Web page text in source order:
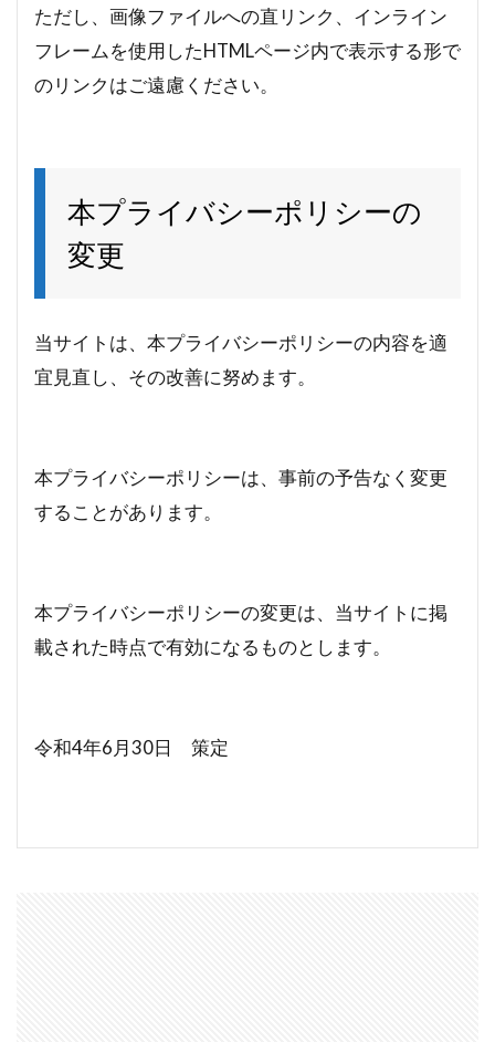
ただし、画像ファイルへの直リンク、インライン
フレームを使用したHTMLページ内で表示する形で
のリンクはご遠慮ください。
本プライバシーポリシーの
変更
当サイトは、本プライバシーポリシーの内容を適
宜見直し、その改善に努めます。
本プライバシーポリシーは、事前の予告なく変更
することがあります。
本プライバシーポリシーの変更は、当サイトに掲
載された時点で有効になるものとします。
令和4年6月30日 策定